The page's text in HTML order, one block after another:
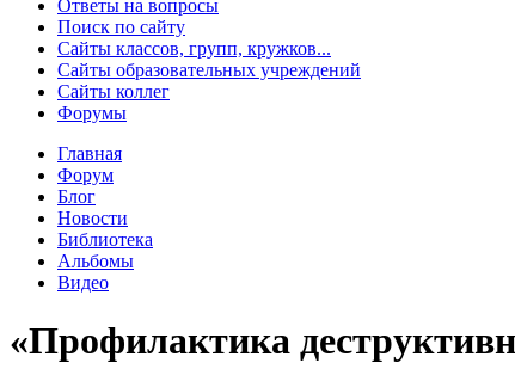
Ответы на вопросы
Поиск по сайту
Сайты классов, групп, кружков...
Сайты образовательных учреждений
Сайты коллег
Форумы
Главная
Форум
Блог
Новости
Библиотека
Альбомы
Видео
«Профилактика